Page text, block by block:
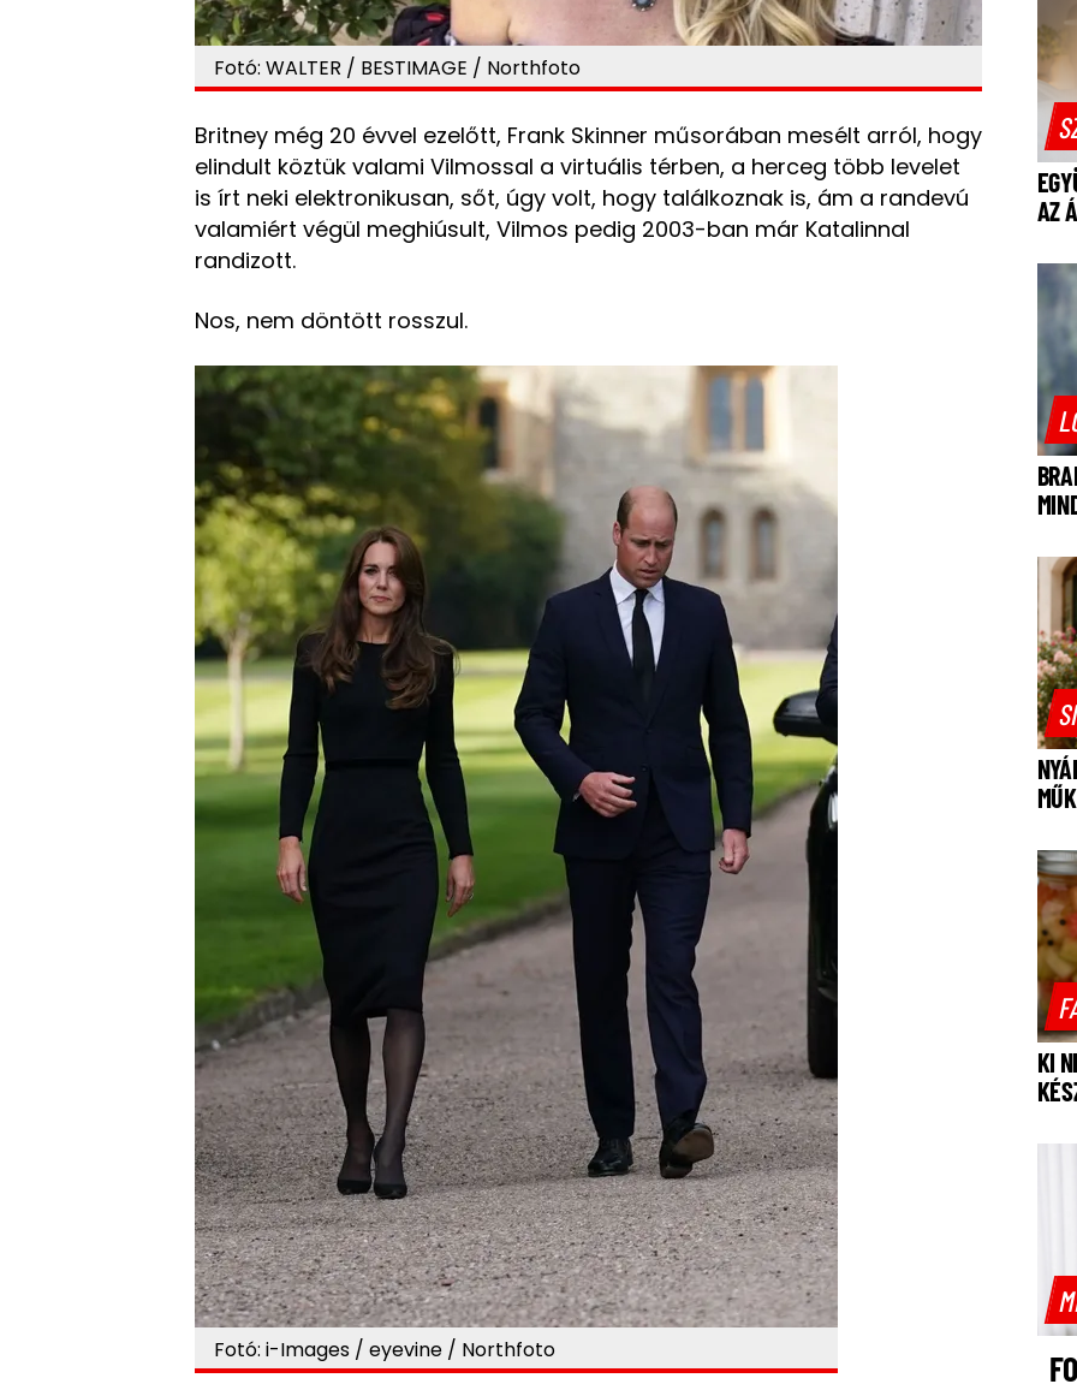
Fotó: WALTER / BESTIMAGE / Northfoto
Britney még 20 évvel ezelőtt, Frank Skinner műsorában mesélt arról, hogy
elindult köztük valami Vilmossal a virtuális térben, a herceg több levelet
is írt neki elektronikusan, sőt, úgy volt, hogy találkoznak is, ám a randevú
valamiért végül meghiúsult, Vilmos pedig 2003-ban már Katalinnal
randizott.
Nos, nem döntött rosszul.
Fotó: i-Images / eyevine / Northfoto
AZ
KI